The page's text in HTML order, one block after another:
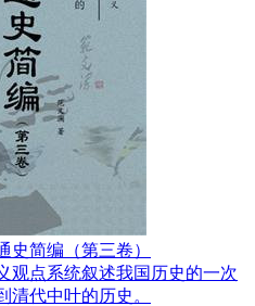
史简编（第三卷）
观点系统叙述我国历史的一次
清代中叶的历史。